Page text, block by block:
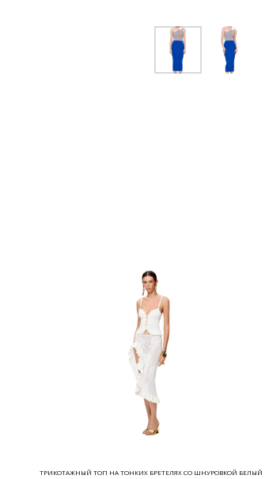
ТРИКОТАЖНЫЙ ТОП НА ТОНКИХ БРЕТЕЛЯХ СО ШНУРОВКОЙ БЕЛЫЙ